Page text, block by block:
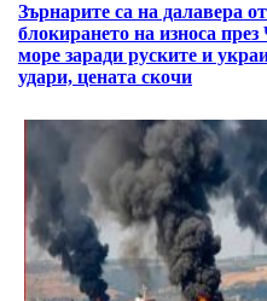
Зърнарите са на далавера от
блокирането на износа
море заради руските и
удари, цената скочи